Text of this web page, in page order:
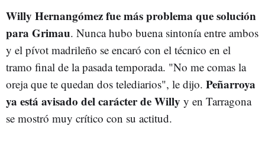
Willy Hernangómez fue más problema que solución
para Grimau. Nunca hubo buena sintonía entre ambos
y el pívot madrileño se encaró con el técnico en el
tramo final de la pasada temporada. "No me comas la
oreja que te quedan dos telediarios", le dijo. Peñarroya
ya está avisado del carácter de Willy y en Tarragona
se mostró muy crítico con su actitud.